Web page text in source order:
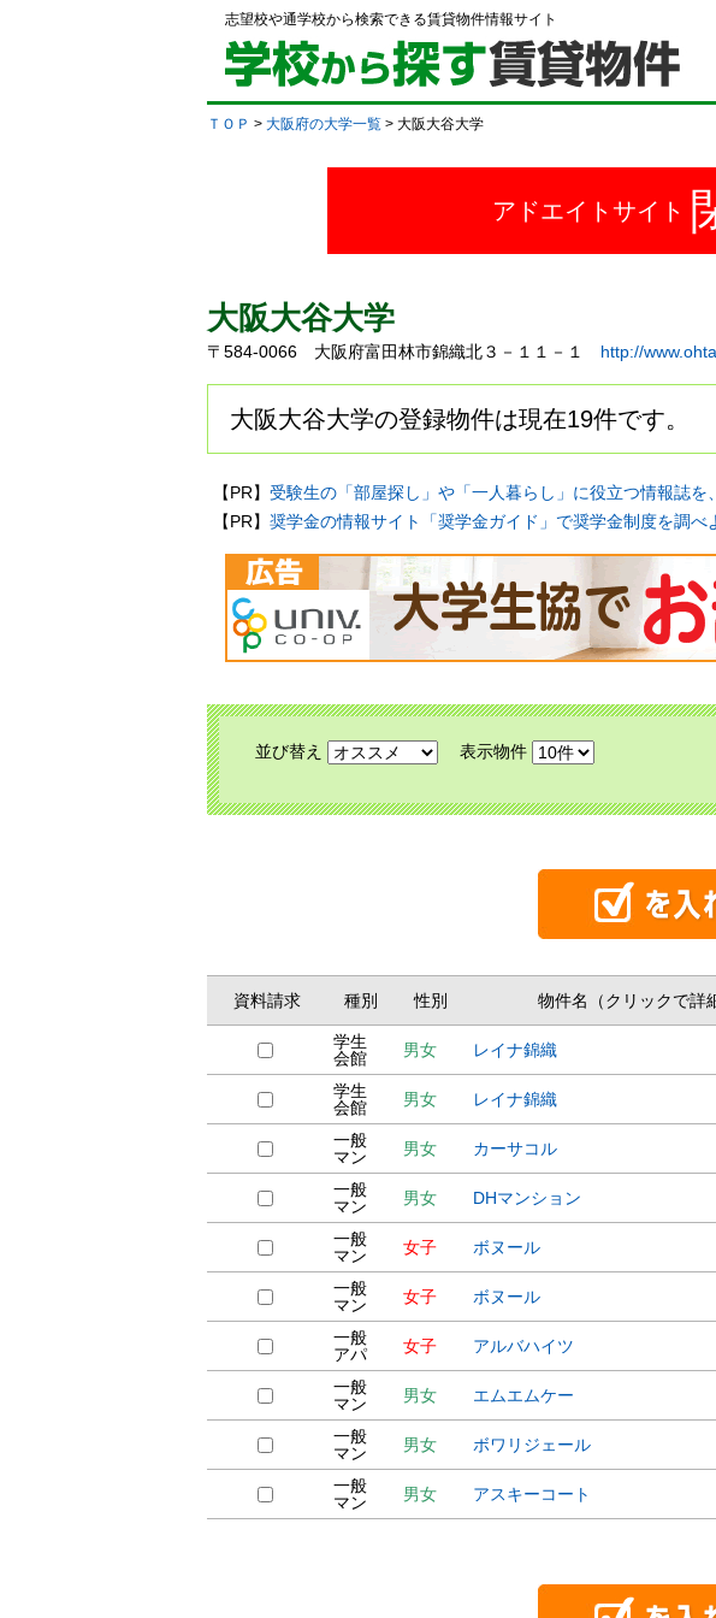
志望校や通学校から検索できる賃貸物件情報サイト
ＴＯＰ > 大阪府の大学一覧 > 大阪大谷大学
アドエイトサイト
大阪大谷大学
〒584-0066 大阪府富田林市錦織北３－１１－１ http://
大阪大谷大学の登録物件は現在19件です。
【PR】 受験生の「部屋探し」や「一人暮らし」に役立つ情報誌を
【PR】 奨学金の情報サイト「奨学金ガイド」で奨学金制度を調べ
並び替え 表示物件
資料請求 種別 性別 物件名（クリックで詳
学生
会館
男女 レイナ錦織
学生
会館
男女 レイナ錦織
一般
マン
男女 カーサコル
一般
マン
男女 DHマンション
一般
マン
女子 ボヌール
一般
マン
女子 ボヌール
一般
アパ
女子 アルバハイツ
一般
マン
男女 エムエムケー
一般
マン
男女 ボワリジェール
一般
マン
男女 アスキーコート